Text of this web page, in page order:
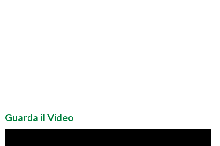
Guarda il Video